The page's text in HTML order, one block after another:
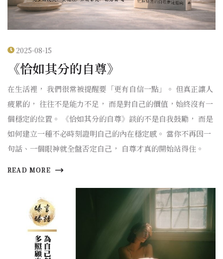
2025-08-15
《恰如其分的自尊》
在生活裡， 我們很常被提醒要「更有自信一點」。 但真正讓人
疲累的， 往往不是能力不足， 而是對自己的價值，始終沒有一
個穩定的位置。 《恰如其分的自尊》談的不是自我鼓勵， 而是
如何建立一種不必時刻證明自己的內在穩定感。 當你不再因一
句話、一個眼神就全盤否定自己， 自尊才真的開始站得住。
READ MORE